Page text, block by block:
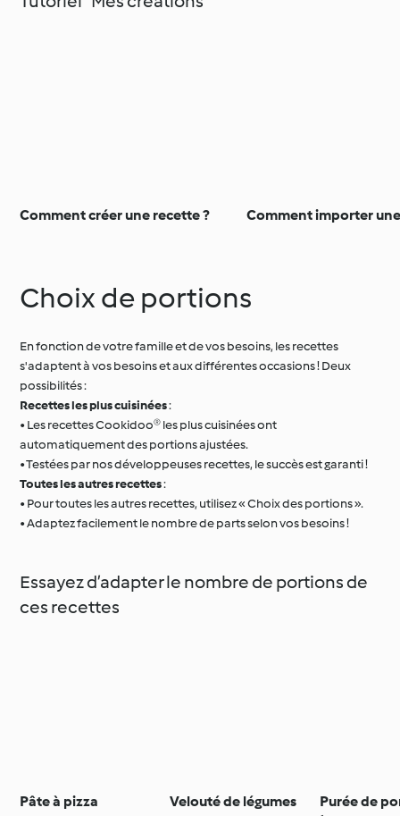
Comment créer une recette ? Comment importer
Choix de portions
En fonction de votre famille et de vos besoins, les recettes
s'adaptent à vos besoins et aux différentes occasions ! Deux
possibilités :
Recettes les plus cuisinées:
• Les recettes Cookidoo® les plus cuisinées ont
automatiquement des portions ajustées.
• Testées par nos développeuses recettes, le succès est garanti !
Toutes les autres recettes:
• Pour toutes les autres recettes, utilisez « Choix des portions ».
• Adaptez facilement le nombre de parts selon vos besoins !
Essayez d’adapter le nombre de portions de
ces recettes
Pâte à pizza Velouté de légumes
Purée de